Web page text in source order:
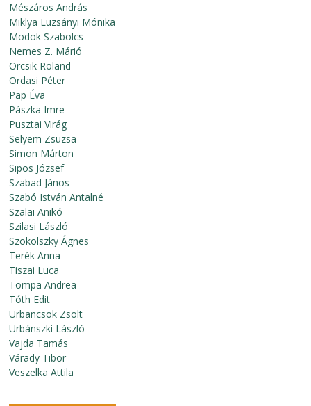
Mészáros András
Miklya Luzsányi Mónika
Modok Szabolcs
Nemes Z. Márió
Orcsik Roland
Ordasi Péter
Pap Éva
Pászka Imre
Pusztai Virág
Selyem Zsuzsa
Simon Márton
Sipos József
Szabad János
Szabó István Antalné
Szalai Anikó
Szilasi László
Szokolszky Ágnes
Terék Anna
Tiszai Luca
Tompa Andrea
Tóth Edit
Urbancsok Zsolt
Urbánszki László
Vajda Tamás
Várady Tibor
Veszelka Attila